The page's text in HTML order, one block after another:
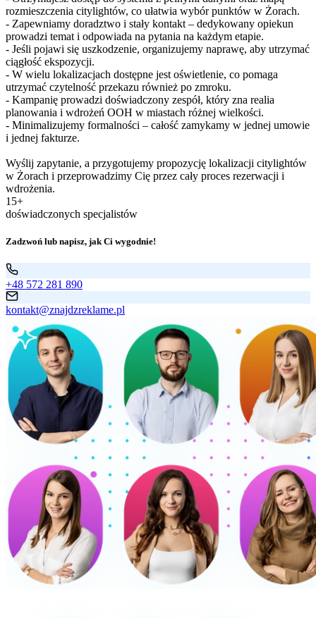
rozmieszczenia citylightów, co ułatwia wybór punktów w Żorach.
- Zapewniamy doradztwo i stały kontakt – dedykowany opiekun
prowadzi temat i odpowiada na pytania na każdym etapie.
- Jeśli pojawi się uszkodzenie, organizujemy naprawę, aby utrzymać
ciągłość ekspozycji.
- W wielu lokalizacjach dostępne jest oświetlenie, co pomaga
utrzymać czytelność przekazu również po zmroku.
- Kampanię prowadzi doświadczony zespół, który zna realia
planowania i wdrożeń OOH w miastach różnej wielkości.
- Minimalizujemy formalności – całość zamykamy w jednej umowie
i jednej fakturze.
Wyślij zapytanie, a przygotujemy propozycję lokalizacji citylightów
w Żorach i przeprowadzimy Cię przez cały proces rezerwacji i
wdrożenia.
15+
doświadczonych specjalistów
Zadzwoń lub napisz, jak Ci wygodnie!
+48 572 281 890
kontakt@znajdzreklame.pl